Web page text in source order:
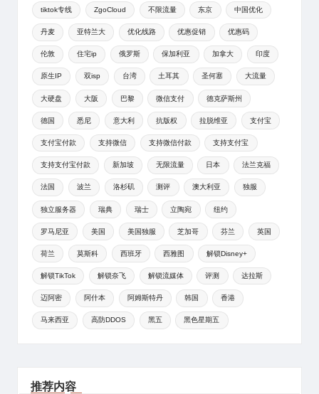
tiktok专线 ZgoCloud 不限流量 东京 中国优化
丹麦 亚特兰大 优化线路 优惠促销 优惠码
伦敦 住宅ip 俄罗斯 保加利亚 加拿大 印度
原生IP 双isp 台湾 土耳其 圣何塞 大流量
大硬盘 大阪 巴黎 微信支付 德克萨斯州
德国 悉尼 意大利 抗版权 拉脱维亚 支付宝
支付宝付款 支持微信 支持微信付款 支持支付宝
支持支付宝付款 新加坡 无限流量 日本 法兰克福
法国 波兰 洛杉矶 测评 澳大利亚 独服
独立服务器 瑞典 瑞士 立陶宛 纽约
罗马尼亚 美国 美国独服 芝加哥 芬兰 英国
荷兰 莫斯科 西班牙 西雅图 解锁Disney+
解锁TikTok 解锁奈飞 解锁流媒体 评测 达拉斯
迈阿密 阿什本 阿姆斯特丹 韩国 香港
马来西亚 高防DDOS 黑五 黑色星期五
推荐内容